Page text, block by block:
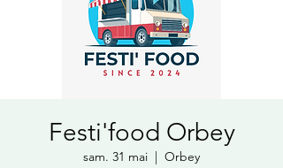
Festi'food Orbey
sam. 31 mai
  |
Orbey